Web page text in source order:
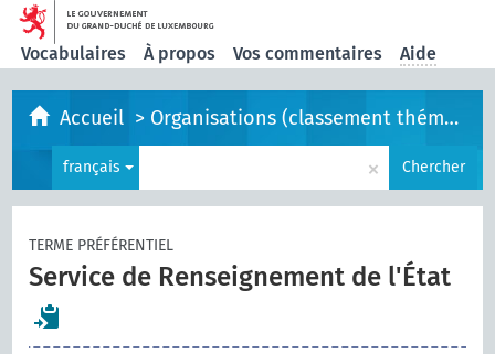
Vocabulaires À propos Vos commentaires Aide
Accueil > Organisations (classement thématique)
français × Chercher
TERME PRÉFÉRENTIEL
Service de Renseignement de l'État